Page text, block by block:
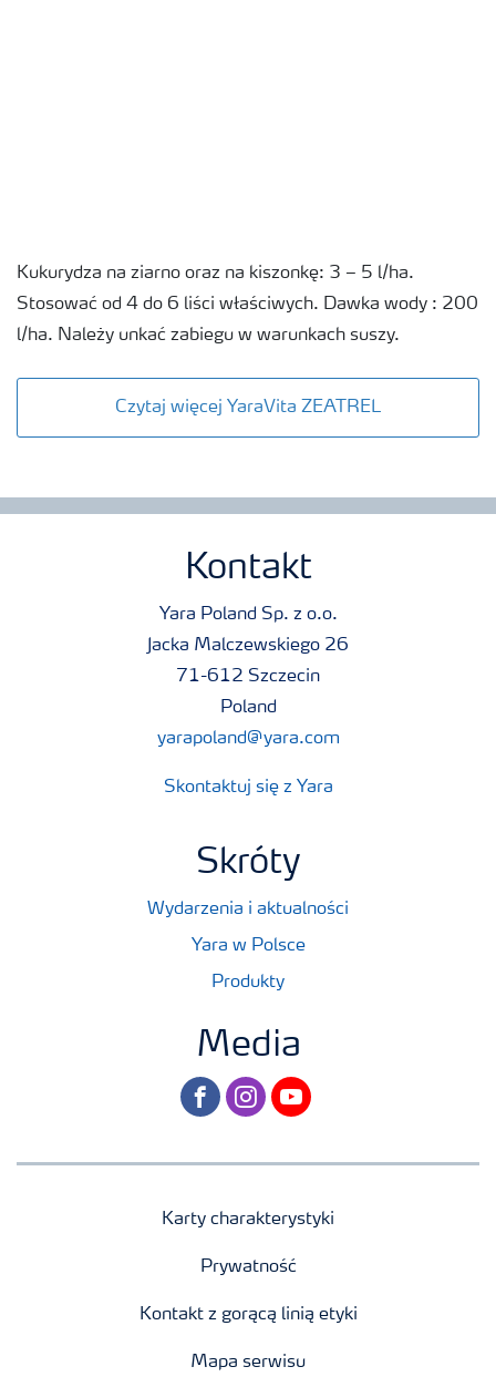
Kukurydza na ziarno oraz na kiszonkę: 3 – 5 l/ha.
Stosować od 4 do 6 liści właściwych. Dawka wody : 200
l/ha. Należy unkać zabiegu w warunkach suszy.
Czytaj więcej YaraVita ZEATREL
Kontakt
Yara Poland Sp. z o.o.
Jacka Malczewskiego 26
71-612 Szczecin
Poland
yarapoland@yara.com
Skontaktuj się z Yara
Skróty
Wydarzenia i aktualności
Yara w Polsce
Produkty
Media
facebookinstagram
youtube
Karty charakterystyki
Prywatność
Kontakt z gorącą linią etyki
Mapa serwisu